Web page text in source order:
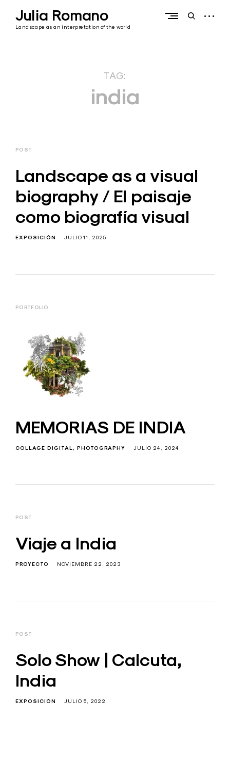
contentJulia Romano
Landscape as an interpretation of the world
openopen
TAG:
india
POST
Landscape as a visual
biography / El paisaje
como biografía visual
EXPOSICIÓN JULIO 11, 2025
PORTFOLIO
MEMORIAS DE INDIA
COLLAGE DIGITAL PHOTOGRAPHY JULIO 24, 2024
POST
Viaje a India
PROYECTO NOVIEMBRE 22, 2023
POST
Solo Show | Calcuta,
India
EXPOSICIÓN JULIO 5, 2022